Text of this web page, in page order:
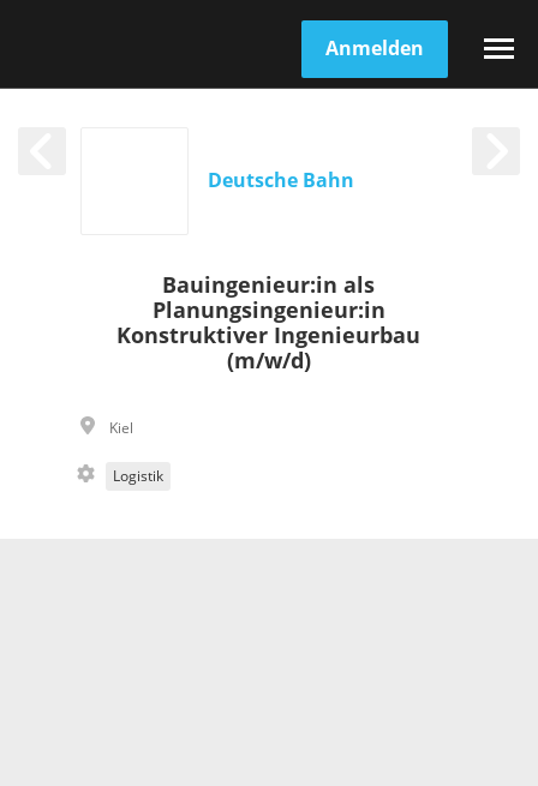
Anmelden
Deutsche Bahn
Bauingenieur:in als
Planungsingenieur:in
Konstruktiver Ingenieurbau
(m/w/d)
Kiel
Logistik